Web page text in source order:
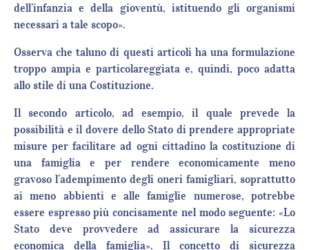
dell’infanzia e della gioventù, istituendo gli organismi
necessari a tale scopo».
Osserva che taluno di questi articoli ha una formulazione
troppo ampia e particolareggiata e, quindi, poco adatta
allo stile di una Costituzione.
Il secondo articolo, ad esempio, il quale prevede la
possibilità e il dovere dello Stato di prendere appropriate
misure per facilitare ad ogni cittadino la costituzione di
una famiglia e per rendere economicamente meno
gravoso l’adempimento degli oneri famigliari, soprattutto
ai meno abbienti e alle famiglie numerose, potrebbe
essere espresso più concisamente nel modo seguente: «Lo
Stato deve provvedere ad assicurare la sicurezza
economica della famiglia». Il concetto di sicurezza